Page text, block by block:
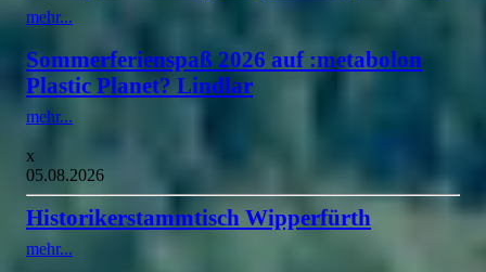
mehr...
Sommerferienspaß 2026 auf :metabolon
Plastic Planet? Lindlar
mehr...
x
05.08.2026
Historikerstammtisch Wipperfürth
mehr...